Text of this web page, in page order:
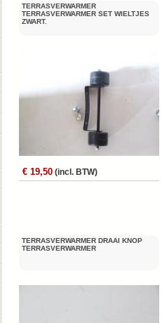
TERRASVERWARMER
TERRASVERWARMER SET WIELTJES
ZWART.
€ 19,50 (incl. BTW)
TERRASVERWARMER DRAAI KNOP
TERRASVERWARMER